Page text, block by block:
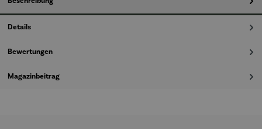
Details
Bewertungen
Magazinbeitrag